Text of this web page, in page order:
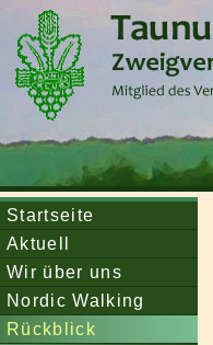
Startseite
Aktuell
Wir über uns
Nordic Walking
Rückblick